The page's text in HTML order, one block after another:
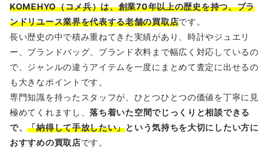
KOMEHYO（コメ兵）は、創業70年以上の歴史を持つ、ブラ
ンドリユース業界を代表する老舗の買取店です。
長い歴史の中で積み重ねてきた実績があり、時計やジュエリ
ー、ブランドバッグ、ブランド衣料まで幅広く対応しているの
で、ジャンルの違うアイテムを一度にまとめて査定に出せるの
も大きなポイントです。
専門知識を持ったスタッフが、ひとつひとつの価値を丁寧に見
極めてくれますし、落ち着いた空間でじっくりと相談できる
で、「納得して手放したい」という気持ちを大切にしたい方に
おすすめの買取店です。